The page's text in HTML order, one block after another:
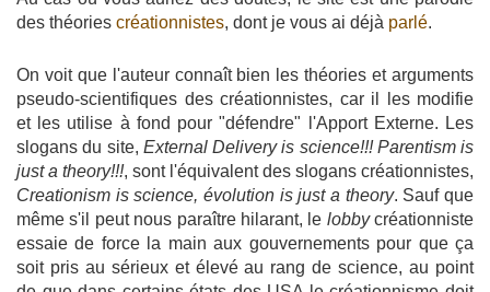
des théories créationnistes, dont je vous ai déjà parlé.
On voit que l'auteur connaît bien les théories et arguments
pseudo-scientifiques des créationnistes, car il les modifie
et les utilise à fond pour "défendre" l'Apport Externe. Les
slogans du site, External Delivery is science!!! Parentism is
just a theory!!!, sont l'équivalent des slogans créationnistes,
Creationism is science, évolution is just a theory. Sauf que
même s'il peut nous paraître hilarant, le lobbycréationniste
essaie de force la main aux gouvernements pour que ça
soit pris au sérieux et élevé au rang de science, au point